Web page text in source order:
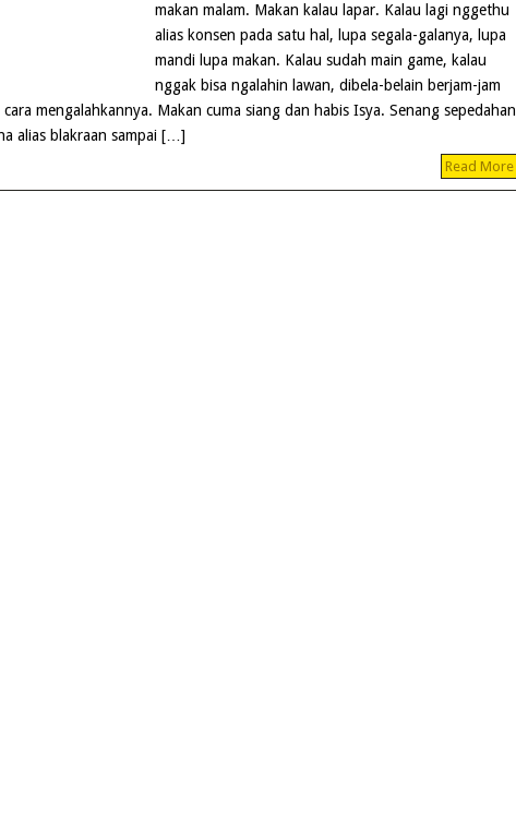
makan malam. Makan kalau lapar. Kalau lagi nggethu
alias konsen pada satu hal, lupa segala-galanya, lupa
mandi lupa makan. Kalau sudah main game, kalau
nggak bisa ngalahin lawan, dibela-belain berjam-jam
mengalahkannya. Makan cuma siang dan habis Isya. Senang sepedahan
alias blakraan sampai […]
Read More